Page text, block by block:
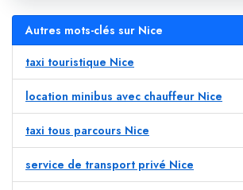
Autres mots-clés sur Nice
taxi touristique Nice
location minibus avec chauffeur Nice
taxi tous parcours Nice
service de transport privé Nice